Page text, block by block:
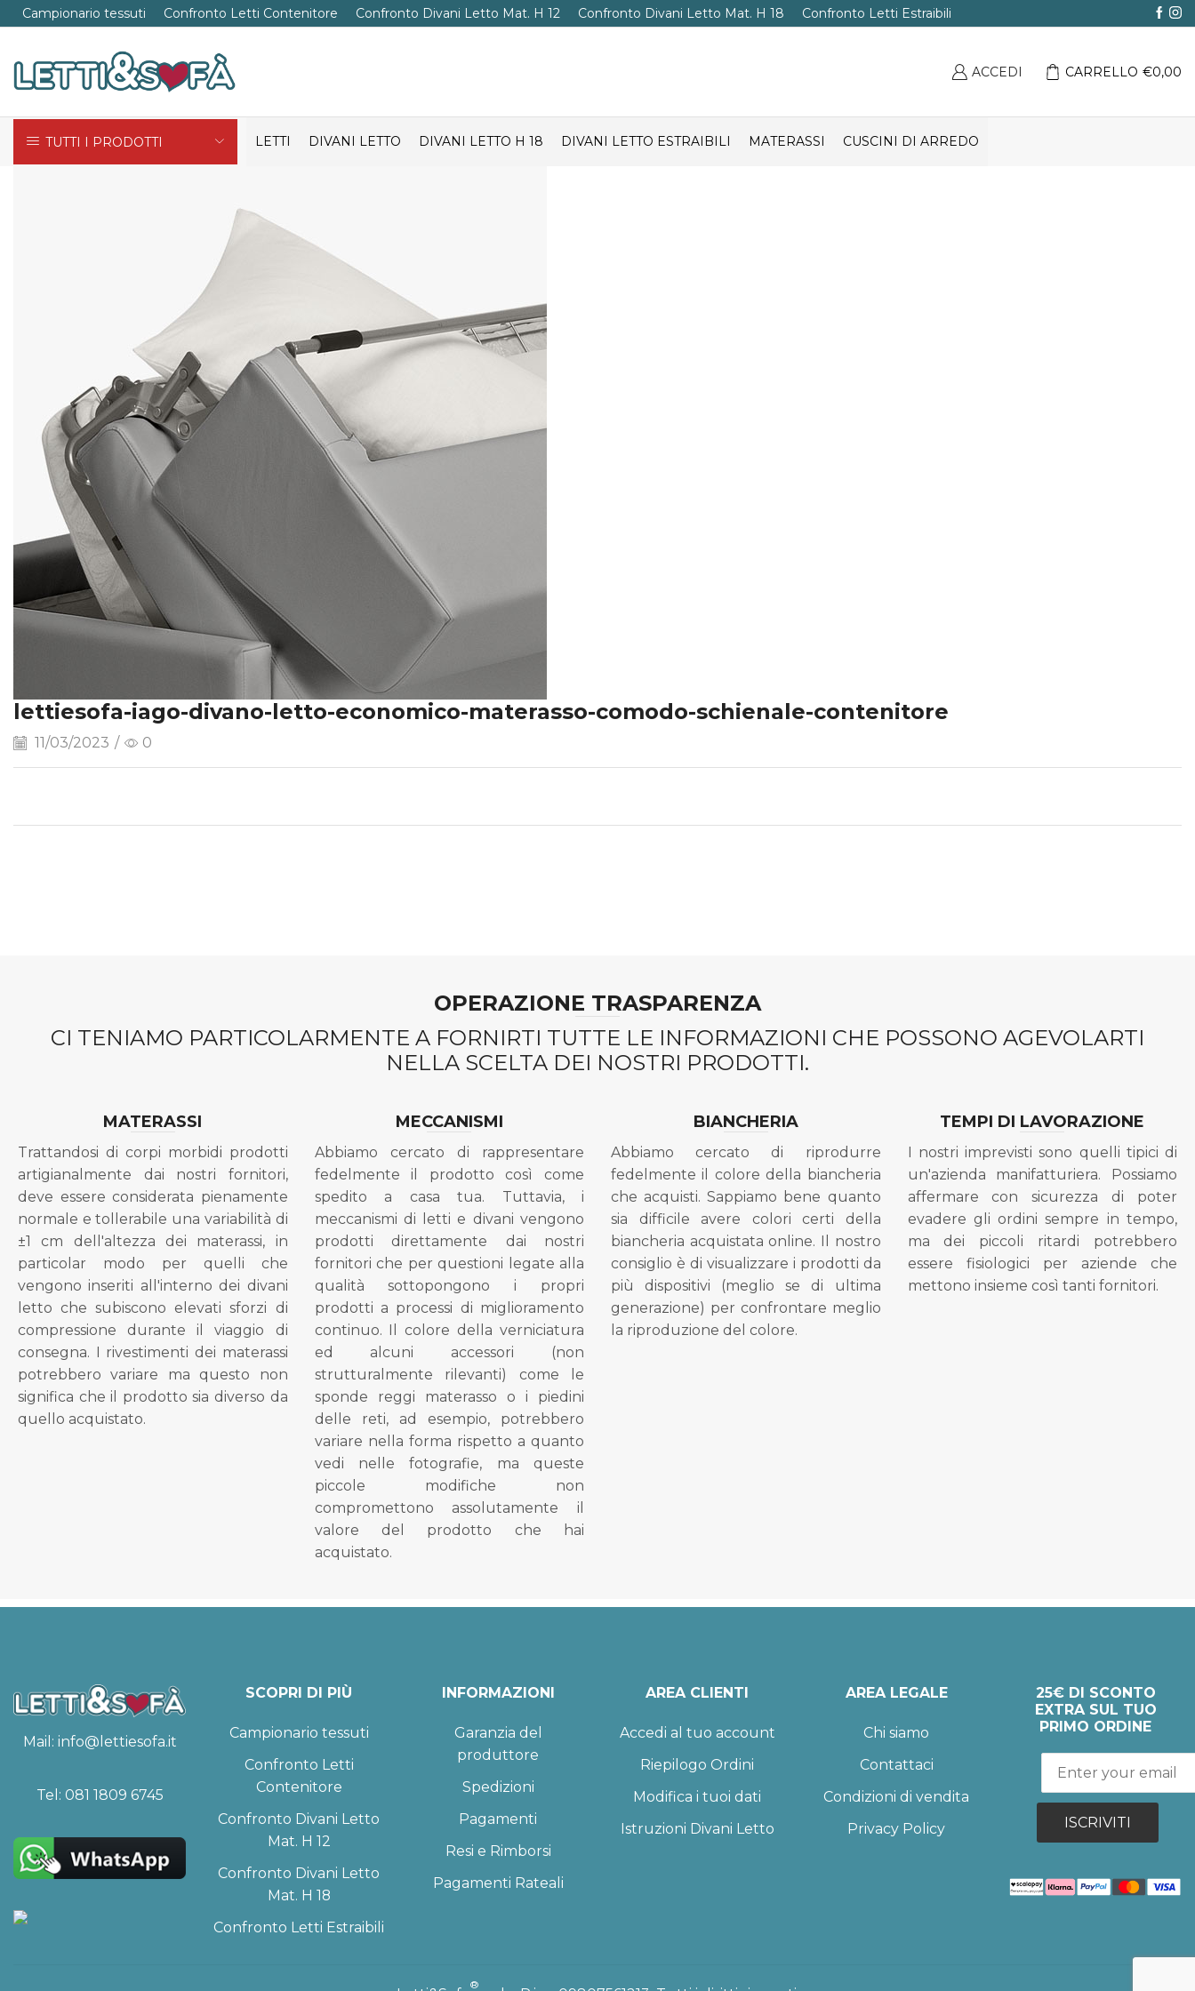
Campionario tessuti Confronto Letti Contenitore Confronto Divani Letto Mat. H 12 Confronto Divani Letto Mat. H 18 Confronto Letti Estraibili
ACCEDI CARRELLO €0,00
TUTTI I PRODOTTI LETTI DIVANI LETTO DIVANI LETTO H 18 DIVANI LETTO ESTRAIBILI MATERASSI CUSCINI DI ARREDO
lettiesofa-iago-divano-letto-economico-materasso-comodo-schienale-contenitore
11/03/2023 / 0
OPERAZIONE TRASPARENZA
CI TENIAMO PARTICOLARMENTE A FORNIRTI TUTTE LE INFORMAZIONI CHE POSSONO AGEVOLARTI
NELLA SCELTA DEI NOSTRI PRODOTTI.
MATERASSI
Trattandosi di corpi morbidi prodotti
artigianalmente dai nostri fornitori,
deve essere considerata pienamente
normale e tollerabile una variabilità di
±1 cm dell'altezza dei materassi, in
particolar modo per quelli che
vengono inseriti all'interno dei divani
letto che subiscono elevati sforzi di
compressione durante il viaggio di
consegna. I rivestimenti dei materassi
potrebbero variare ma questo non
significa che il prodotto sia diverso da
quello acquistato.
MECCANISMI
Abbiamo cercato di rappresentare
fedelmente il prodotto così come
spedito a casa tua. Tuttavia, i
meccanismi di letti e divani vengono
prodotti direttamente dai nostri
fornitori che per questioni legate alla
qualità sottopongono i propri
prodotti a processi di miglioramento
continuo. Il colore della verniciatura
ed alcuni accessori (non
strutturalmente rilevanti) come le
sponde reggi materasso o i piedini
delle reti, ad esempio, potrebbero
variare nella forma rispetto a quanto
vedi nelle fotografie, ma queste
piccole modifiche non
compromettono assolutamente il
valore del prodotto che hai
acquistato.
BIANCHERIA
Abbiamo cercato di riprodurre
fedelmente il colore della biancheria
che acquisti. Sappiamo bene quanto
sia difficile avere colori certi della
biancheria acquistata online. Il nostro
consiglio è di visualizzare i prodotti da
più dispositivi (meglio se di ultima
generazione) per confrontare meglio
la riproduzione del colore.
TEMPI DI LAVORAZIONE
I nostri imprevisti sono quelli tipici di
un'azienda manifatturiera. Possiamo
affermare con sicurezza di poter
evadere gli ordini sempre in tempo,
ma dei piccoli ritardi potrebbero
essere fisiologici per aziende che
mettono insieme così tanti fornitori.
Mail: info@lettiesofa.it
Tel: 081 1809 6745
SCOPRI DI PIÙ
Campionario tessuti
Confronto Letti
Contenitore
Confronto Divani Letto
Mat. H 12
Confronto Divani Letto
Mat. H 18
Confronto Letti Estraibili
INFORMAZIONI
Garanzia del
produttore
Spedizioni
Pagamenti
Resi e Rimborsi
Pagamenti Rateali
AREA CLIENTI
Accedi al tuo account
Riepilogo Ordini
Modifica i tuoi dati
Istruzioni Divani Letto
AREA LEGALE
Chi siamo
Contattaci
Condizioni di vendita
Privacy Policy
25€ DI SCONTO
EXTRA SUL TUO
PRIMO ORDINE
ISCRIVITI
®